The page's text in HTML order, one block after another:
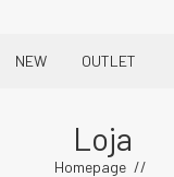
NEW OUTLET
Loja
Homepage